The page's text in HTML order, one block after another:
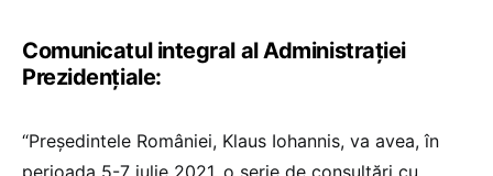
Comunicatul integral al Administrației
Prezidențiale:
“Președintele României, Klaus Iohannis, va avea, în